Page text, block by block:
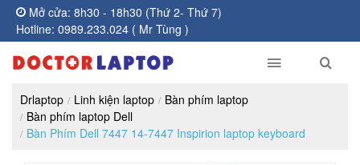
Mở cửa: 8h30 - 18h30 (Thứ 2- Thứ 7)
Hotline: 0989.233.024 ( Mr Tùng )
Drlaptop Linh kiện laptop
Bàn phím laptop
Bàn phím laptop Dell
Bàn Phím Dell 7447 14-7447 Inspirion laptop keyboard